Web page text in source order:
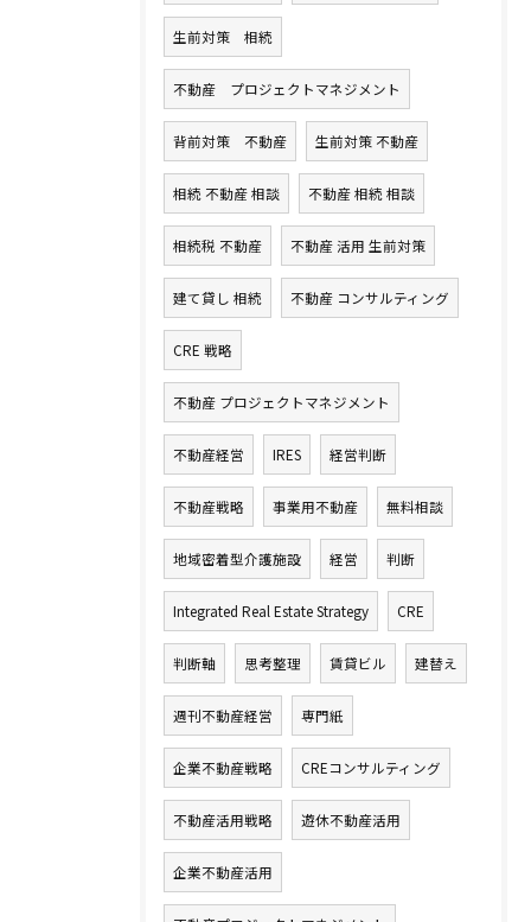
生前対策 相続
不動産 プロジェクトマネジメント
背前対策 不動産 生前対策 不動産
相続 不動産 相談 不動産 相続 相談
相続税 不動産 不動産 活用 生前対策
建て貸し 相続 不動産 コンサルティング
CRE 戦略
不動産 プロジェクトマネジメント
不動産経営 IRES 経営判断
不動産戦略 事業用不動産 無料相談
地域密着型介護施設 経営 判断
Integrated Real Estate Strategy CRE
判断軸 思考整理 賃貸ビル 建替え
週刊不動産経営 専門紙
企業不動産戦略 CREコンサルティング
不動産活用戦略 遊休不動産活用
企業不動産活用